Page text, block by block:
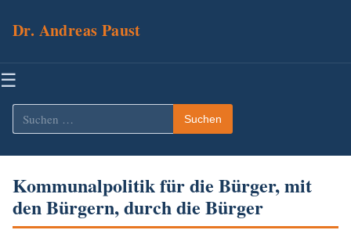
Dr. Andreas Paust
Menü
☰
Suchen
nach:
Suchen
Kommunalpolitik für die Bürger, mit
den Bürgern, durch die Bürger